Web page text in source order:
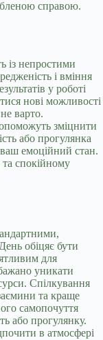
справою.
із непростими
і вміння
у роботі
нові можливості
варто.
зміцнити
або прогулянка
емоційний стан.
спокійному
обіцяє бути
для
уникати
Спілкування
та краще
самопочуття
або прогулянку.
в атмосфері